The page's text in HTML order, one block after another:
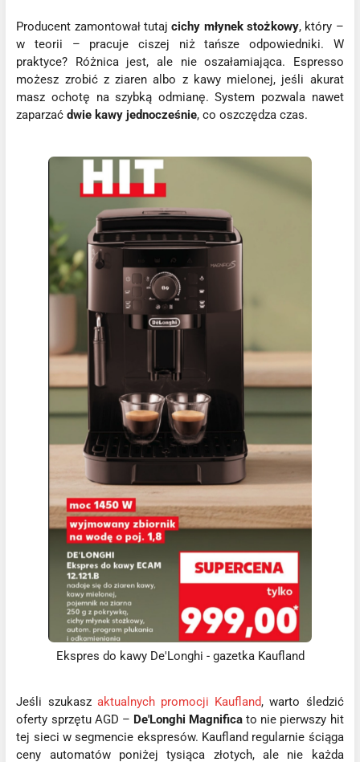
Producent zamontował tutajcichy młynek stożkowy, który –
w teorii – pracuje ciszej niż tańsze odpowiedniki. W
praktyce? Różnica jest, ale nie oszałamiająca. Espresso
możesz zrobić z ziaren albo z kawy mielonej, jeśli akurat
masz ochotę na szybką odmianę. System pozwala nawet
zaparzaćdwie kawy jednocześnie, co oszczędza czas.
Ekspres do kawy De'Longhi - gazetka Kaufland
Jeśli szukasz aktualnych promocji Kaufland, warto śledzić
oferty sprzętu AGD – De'Longhi Magnifica to nie pierwszy hit
tej sieci w segmencie ekspresów. Kaufland regularnie ściąga
ceny automatów poniżej tysiąca złotych, ale nie każda